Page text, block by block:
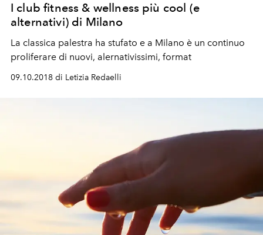
I club fitness & wellness più cool (e
alternativi) di Milano
La classica palestra ha stufato e a Milano è un continuo
proliferare di nuovi, alernativissimi, format
09.10.2018 di Letizia Redaelli